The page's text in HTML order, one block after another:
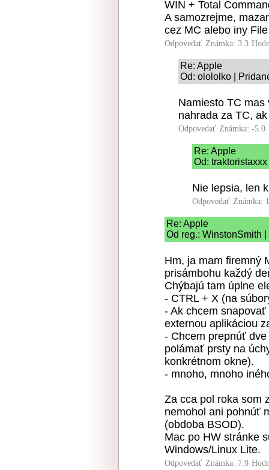
WIN + Total
A samozrejme,
cez MC alebo iny
Odpovedať Známka: 3.3
Re: Apple
Od: olololko |
Namiesto TC
nahrada za TC,
Odpovedať Známka: -5.0
Re: Apple
Od:
Nie lepsia, len
Odpovedať Známka:
Re: Apple
Od reg.: WinstonSmith
Hm, ja mam firemný
prisámbohu každý
Chýbajú tam úplne
- CTRL + X (na
- Ak chcem
externou aplikáciou
- Chcem prepnúť
polámať prsty na
konkrétnom okne).
- mnoho, mnoho
Za cca pol roka som
nemohol ani pohnúť
(obdoba BSOD).
Mac po HW stránke
Windows/Linux Lite.
Odpovedať Známka: 7.9